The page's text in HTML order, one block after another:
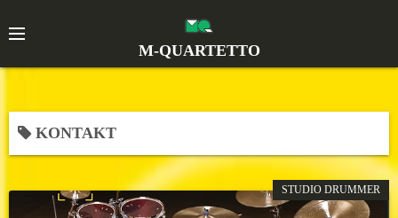
ン
ッ
M-QUARTETTO
KONTAKT
STUDIO DRUMMER